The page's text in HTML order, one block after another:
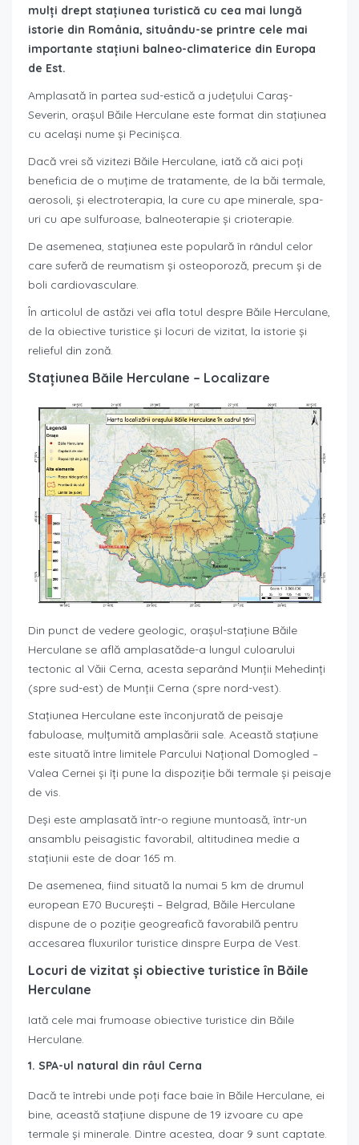
mulți drept stațiunea turistică cu cea mai lungă
istorie din România, situându-se printre cele mai
importante stațiuni balneo-climaterice din Europa
de Est.
Amplasată în partea sud-estică a judeţului Caraş-
Severin, orașul Băile Herculane este format din stațiunea
cu același nume și Pecinișca.
Dacă vrei să vizitezi Băile Herculane, iată că aici poți
beneficia de o muțime de tratamente, de la băi termale,
aerosoli, și electroterapia, la cure cu ape minerale, spa-
uri cu ape sulfuroase, balneoterapie și crioterapie.
De asemenea, stațiunea este populară în rândul celor
care suferă de reumatism și osteoporoză, precum și de
boli cardiovasculare.
În articolul de astăzi vei afla totul despre Băile Herculane,
de la obiective turistice și locuri de vizitat, la istorie și
relieful din zonă.
Stațiunea Băile Herculane – Localizare
Din punct de vedere geologic, orașul-stațiune Băile
Herculane se află amplasatăde-a lungul culoarului
tectonic al Văii Cerna, acesta separând Munţii Mehedinţi
(spre sud-est) de Munţii Cerna (spre nord-vest).
Stațiunea Herculane este înconjurată de peisaje
fabuloase, mulțumită amplasării sale. Această stațiune
este situată între limitele Parcului Naţional Domogled –
Valea Cernei și îți pune la dispoziție băi termale și peisaje
de vis.
Deşi este amplasată într-o regiune muntoasă, într-un
ansamblu peisagistic favorabil, altitudinea medie a
staţiunii este de doar 165 m.
De asemenea, fiind situată la numai 5 km de drumul
european E70 Bucureşti – Belgrad, Băile Herculane
dispune de o poziție geogreafică favorabilă pentru
accesarea fluxurilor turistice dinspre Eurpa de Vest.
Locuri de vizitat și obiective turistice în Băile
Herculane
Iată cele mai frumoase obiective turistice din Băile
Herculane.
1. SPA-ul natural din râul Cerna
Dacă te întrebi unde poți face baie în Băile Herculane, ei
bine, această stațiune dispune de 19 izvoare cu ape
termale și minerale. Dintre acestea, doar 9 sunt captate.